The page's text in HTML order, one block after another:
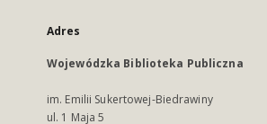
Adres
Wojewódzka Biblioteka Publiczna
im. Emilii Sukertowej-Biedrawiny
ul. 1 Maja 5